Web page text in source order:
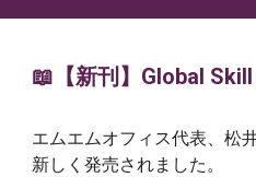
📖【新刊】Global
エムエムオフィス代表、松
新しく発売されました。